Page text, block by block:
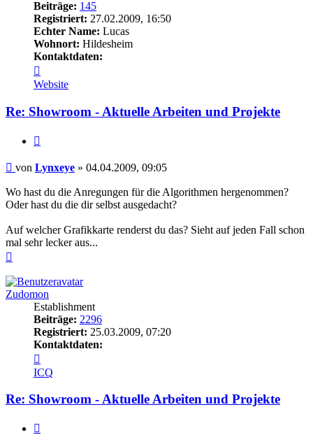
Beiträge: 145
Registriert: 27.02.2009, 16:50
Echter Name: Lucas
Wohnort: Hildesheim
Kontaktdaten:
von
Lynxeye
Website
Re: Showroom - Aktuelle Arbeiten und Projekte
Beitrag
von Lynxeye » 04.04.2009, 09:05
Wo hast du die Anregungen für die Algorithmen hergenommen?
Oder hast du die dir selbst ausgedacht?
Auf welcher Grafikkarte renderst du das? Sieht auf jeden Fall schon
mal sehr lecker aus...
Zudomon
Establishment
Beiträge: 2296
Registriert: 25.03.2009, 07:20
Kontaktdaten:
von
Zudomon
ICQ
Re: Showroom - Aktuelle Arbeiten und Projekte